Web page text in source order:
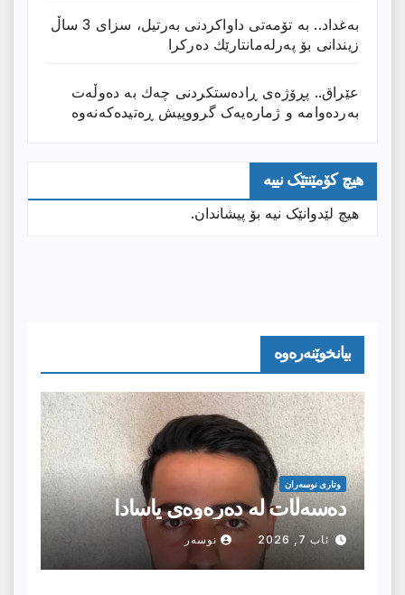
بەغداد.. بە تۆمەتی داواكردنی بەرتیل، سزای 3 ساڵ
زیندانی بۆ پەرلەمانتارێك دەركرا
عێراق.. پڕۆژەی ڕادەستكردنی چەك بە دەوڵەت
بەردەوامە و ژمارەیەک گرووپیش ڕەتیدەکەنەوە
هیچ کۆمێنتێک نییە
هیچ لێدوانێک نیە بۆ پیشاندان.
بیانخوێنەرەوە
وتارى نوسەران
دەسەڵات لە دەرەوەی یاسادا
ئاب 7, 2026 نوسەر